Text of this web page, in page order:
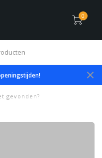
0
gevonden?